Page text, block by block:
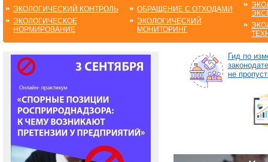
ЭКОЛОГИЧЕСКИЙ КОНТРОЛЬ
ЭКОЛОГИЧЕСКОЕ
НОРМИРОВАНИЕ
ОБРАЩЕНИЕ С ОТХОДАМИ
ЭКОЛОГИЧЕСКИЙ
МОНИТОРИНГ
Гид по
не